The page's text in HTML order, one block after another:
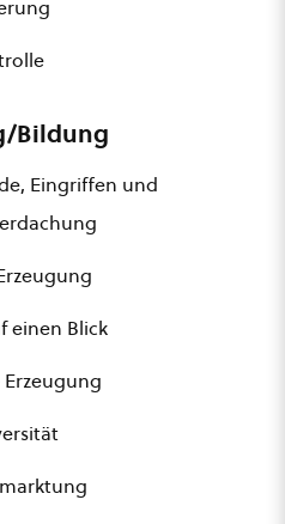
Bildung
Eingriffen und
einen Blick